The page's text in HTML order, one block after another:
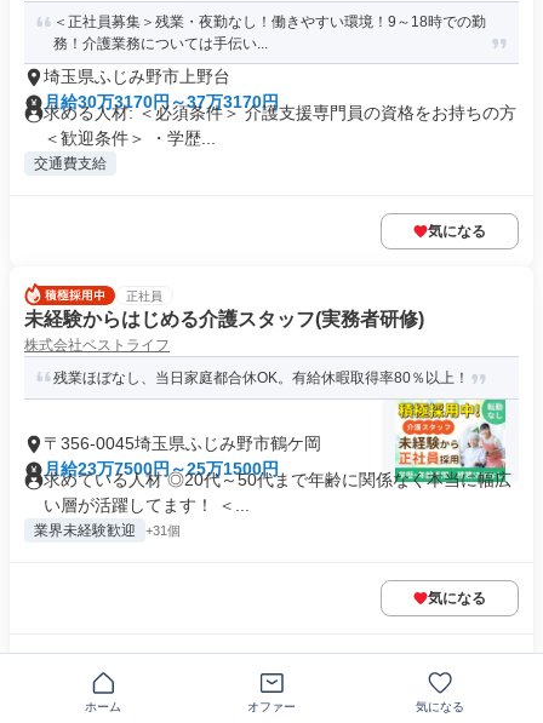
＜正社員募集＞残業・夜勤なし！働きやすい環境！9～18時での勤
務！介護業務については手伝い...
埼玉県ふじみ野市上野台
月給30万3170円～37万3170円
求める人材: ＜必須条件＞ 介護支援専門員の資格をお持ちの方
＜歓迎条件＞ ・学歴...
交通費支給
気になる
正社員
未経験からはじめる介護スタッフ(実務者研修)
株式会社ベストライフ
残業ほぼなし、当日家庭都合休OK。有給休暇取得率80％以上！
〒356-0045埼玉県ふじみ野市鶴ケ岡
月給23万7500円～25万1500円
求めている人材 ◎20代～50代まで年齢に関係なく本当に幅広
い層が活躍してます！ ＜...
業界未経験歓迎 +31個
気になる
ホーム オファー 気になる